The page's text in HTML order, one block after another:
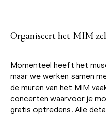
Organiseert het MIM
Momenteel heeft het
maar we werken samen
de muren van het MIM
concerten waarvoor je
gratis optredens. Alle